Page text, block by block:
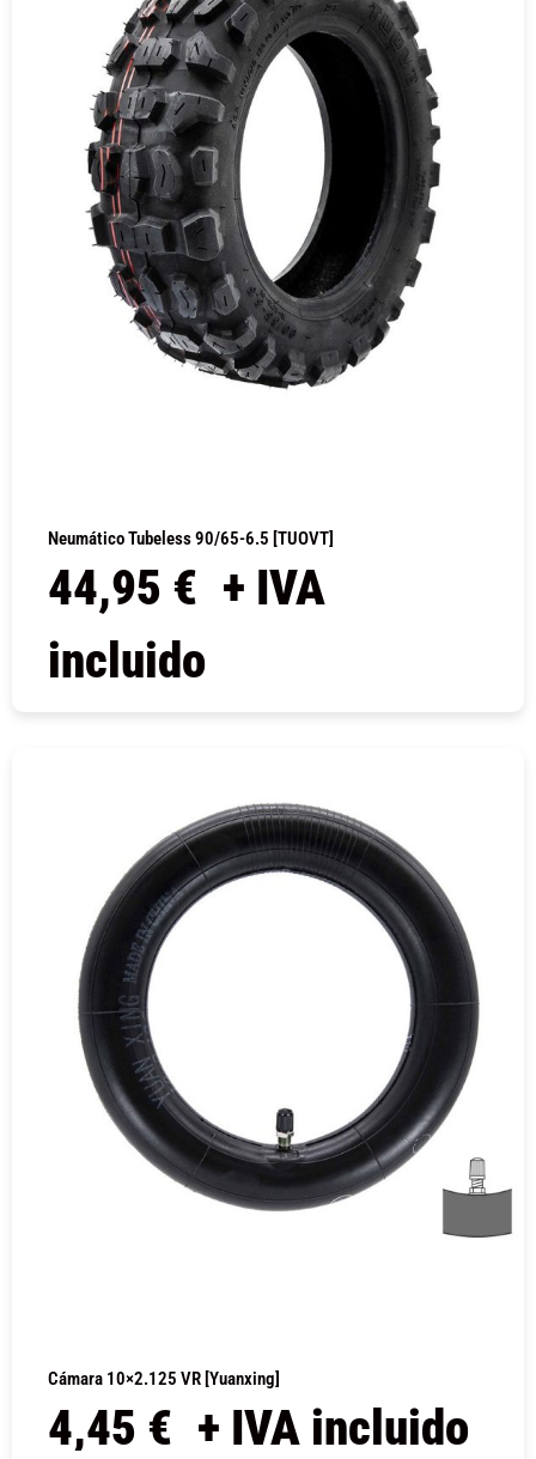
Neumático Tubeless 90/65-6.5 [TUOVT]
44,95 € + IVA
incluido
Cámara 10×2.125 VR [Yuanxing]
4,45 € + IVA incluido